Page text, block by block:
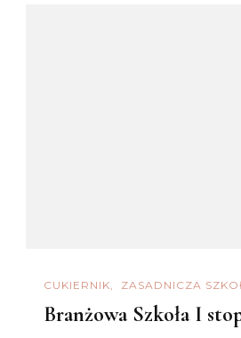
CUKIERNIK ZASADNICZA
Branżowa Szkoła I